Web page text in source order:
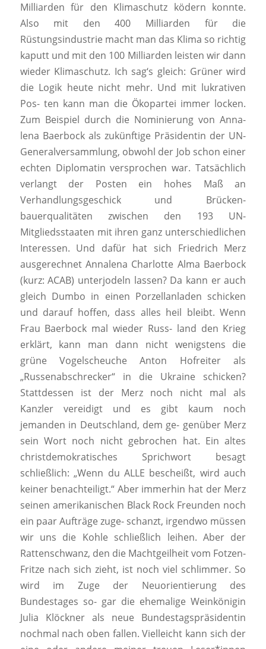
Milliarden für den Klimaschutz ködern konnte.
Also mit den 400 Milliarden für die
Rüstungsindustrie macht man das Klima so richtig
kaputt und mit den 100 Milliarden leisten wir dann
wieder Klimaschutz. Ich sag‘s gleich: Grüner wird
die Logik heute nicht mehr. Und mit lukrativen
Pos- ten kann man die Ökopartei immer locken.
Zum Beispiel durch die Nominierung von Anna-
lena Baerbock als zukünftige Präsidentin der UN-
Generalversammlung, obwohl der Job schon einer
echten Diplomatin versprochen war. Tatsächlich
verlangt der Posten ein hohes Maß an
Verhandlungsgeschick und Brücken-
bauerqualitäten zwischen den 193 UN-
Mitgliedsstaaten mit ihren ganz unterschiedlichen
Interessen. Und dafür hat sich Friedrich Merz
ausgerechnet Annalena Charlotte Alma Baerbock
(kurz: ACAB) unterjodeln lassen? Da kann er auch
gleich Dumbo in einen Porzellanladen schicken
und darauf hoffen, dass alles heil bleibt. Wenn
Frau Baerbock mal wieder Russ- land den Krieg
erklärt, kann man dann nicht wenigstens die
grüne Vogelscheuche Anton Hofreiter als
„Russenabschrecker“ in die Ukraine schicken?
Stattdessen ist der Merz noch nicht mal als
Kanzler vereidigt und es gibt kaum noch
jemanden in Deutschland, dem ge- genüber Merz
sein Wort noch nicht gebrochen hat. Ein altes
christdemokratisches Sprichwort besagt
schließlich:„Wenn du ALLE bescheißt, wird auch
keiner benachteiligt.“ Aber immerhin hat der Merz
seinen amerikanischen Black Rock Freunden noch
ein paar Aufträge zuge- schanzt, irgendwo müssen
wir uns die Kohle schließlich leihen. Aber der
Rattenschwanz, den die Machtgeilheit vom Fotzen-
Fritze nach sich zieht, ist noch viel schlimmer. So
wird im Zuge der Neuorientierung des
Bundestages so- gar die ehemalige Weinkönigin
Julia Klöckner als neue Bundestagspräsidentin
nochmal nach oben fallen. Vielleicht kann sich der